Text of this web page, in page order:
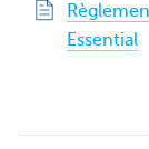
Essential